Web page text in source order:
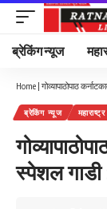
ब्रेकिंग न्यूज
Home | गोव्यापाठोपाठ
ब्रेकिंग न्यूज महाराष्ट्र
स्पेशल गाडी